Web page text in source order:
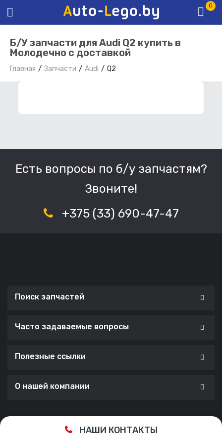
0
Б/У запчасти для Audi Q2 купить в
Молодечно с доставкой
Главная Запчасти Audi Q2
Есть вопросы по б/у запчастям?
Звоните!
+375 (33) 690-47-47
Поиск запчастей
Часто задаваемые вопросы
Полезные ссылки
О нашей компании
Сделано с ❤️ вCherry Lab Agency
НАШИ КОНТАКТЫ